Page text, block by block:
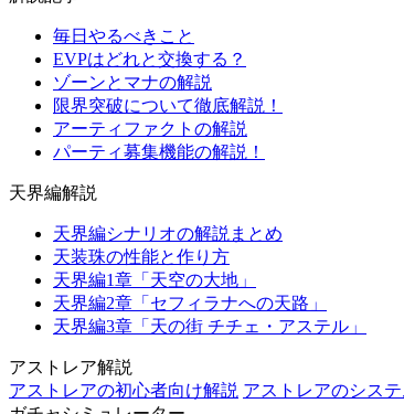
毎日やるべきこと
EVPはどれと交換する？
ゾーンとマナの解説
限界突破について徹底解説！
アーティファクトの解説
パーティ募集機能の解説！
天界編解説
天界編シナリオの解説まとめ
天装珠の性能と作り方
天界編1章「天空の大地」
天界編2章「セフィラナへの天路」
天界編3章「天の街 チチェ・アステル」
アストレア解説
アストレアの初心者向け解説 アストレアのシス